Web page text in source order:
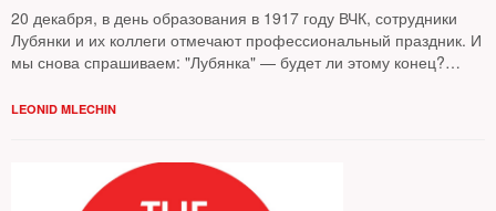
20 декабря, в день образования в 1917 году ВЧК, сотрудники
Лубянки и их коллеги отмечают профессиональный праздник. И
мы снова спрашиваем: "Лубянка" — будет ли этому конец?
предлагают свой ответ
LEONID MLECHIN